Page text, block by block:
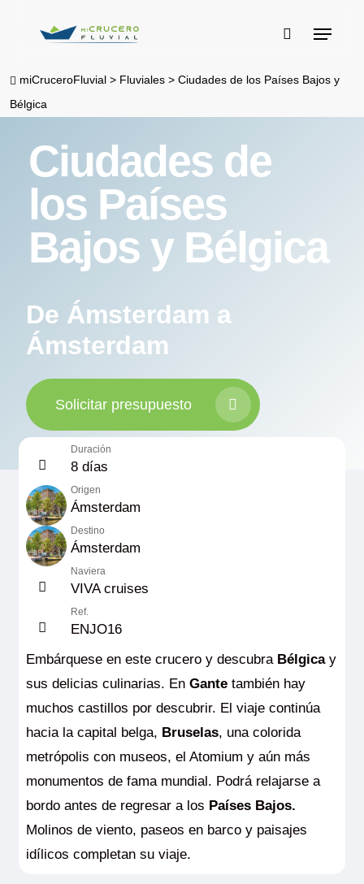
content
buscar
Menu
miCruceroFluvial > Fluviales >Ciudades de los Países Bajos y
Bélgica
Ciudades de
los Países
Bajos y Bélgica
De Ámsterdam a
Ámsterdam
Solicitar presupuesto
Duración
8 días
Origen
Ámsterdam
Destino
Ámsterdam
Naviera
VIVA cruises
Ref.
ENJO16
Embárquese en este crucero y descubra Bélgicay
sus delicias culinarias. En Gantetambién hay
muchos castillos por descubrir. El viaje continúa
hacia la capital belga, Bruselas, una colorida
metrópolis con museos, el Atomium y aún más
monumentos de fama mundial. Podrá relajarse a
bordo antes de regresar a los Países Bajos.
Molinos de viento, paseos en barco y paisajes
idílicos completan su viaje.